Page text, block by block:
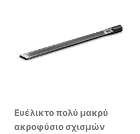
Ευέλικτο πολύ μακρύ
ακροφύσιο σχισμών